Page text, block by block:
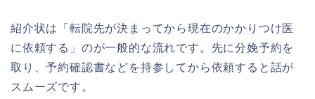
紹介状は「転院先が決まってから現在のかかりつけ医
に依頼する」のが一般的な流れです。先に分娩予約を
取り、予約確認書などを持参してから依頼すると話が
スムーズです。